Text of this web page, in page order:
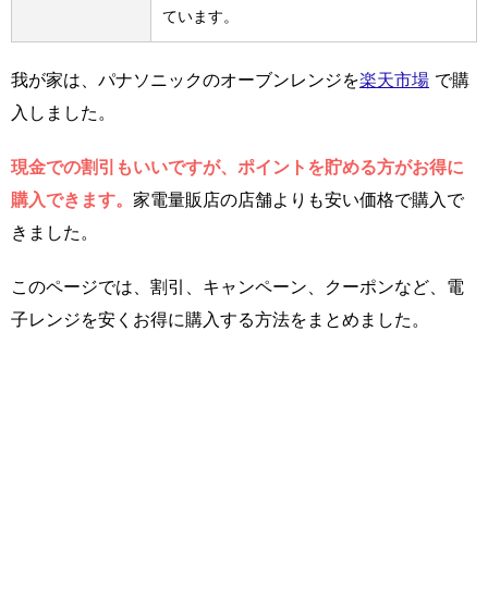
ています。
我が家は、パナソニックのオーブンレンジを楽天市場 で購
入しました。
現金での割引もいいですが、ポイントを貯める方がお得に
購入できます。 家電量販店の店舗よりも安い価格で購入で
きました。
このページでは、割引、キャンペーン、クーポンなど、電
子レンジを安くお得に購入する方法をまとめました。